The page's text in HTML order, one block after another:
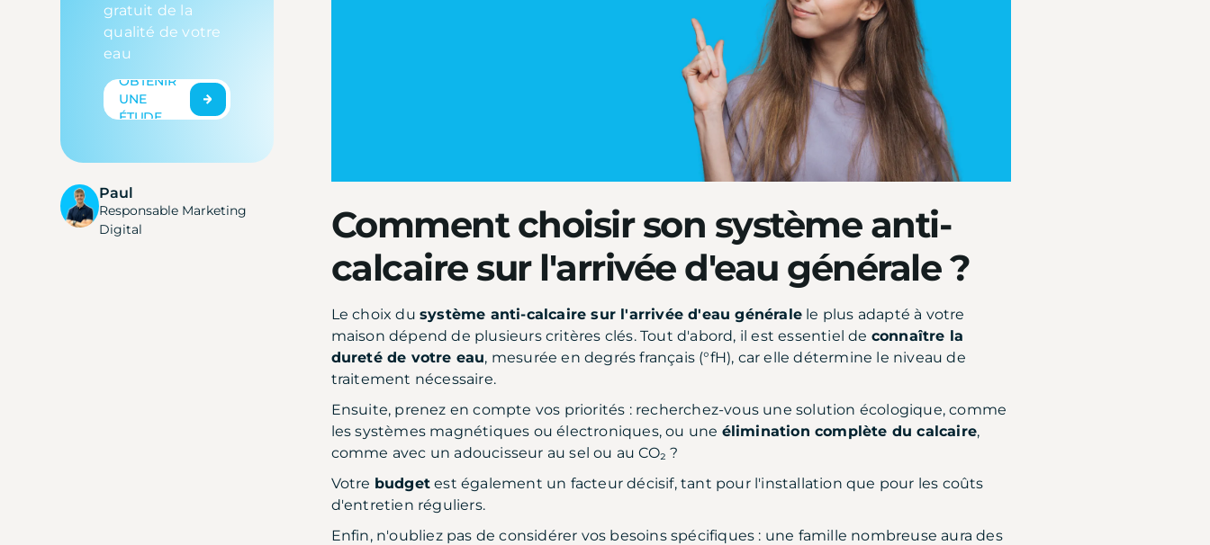
gratuit de la
qualité de votre
eau
OBTENIR
UNE
ÉTUDE
Paul
Responsable Marketing
Digital
Comment choisir son système anti-
calcaire sur l'arrivée d'eau générale ?
Le choix dusystème anti-calcairesur l'arrivée d'eau générale le plus adapté à votre
maison dépend de plusieurs critères clés. Tout d'abord, il est essentiel de connaître la
dureté de votre eau, mesurée en degrés français (°fH), car elle détermine le niveau de
traitement nécessaire.
Ensuite, prenez en compte vos priorités : recherchez-vous une solution écologique, comme
les systèmes magnétiques ou électroniques, ou une élimination complète du calcaire,
comme avec un adoucisseur au sel ou au CO₂ ?
Votre budget est également un facteur décisif, tant pour l'installation que pour les coûts
d'entretien réguliers.
Enfin, n'oubliez pas de considérer vos besoins spécifiques : une famille nombreuse aura des